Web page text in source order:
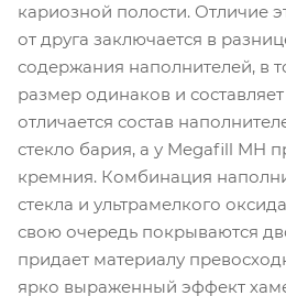
кариозной полости. Отличие
от друга заключается в
содержания наполнителей, в
размер одинаков и
отличается состав
стекло бария, а у Megafill MH
кремния. Комбинация
стекла и ультрамелкого
свою очередь покрываются
придает материалу
ярко выраженный эффект